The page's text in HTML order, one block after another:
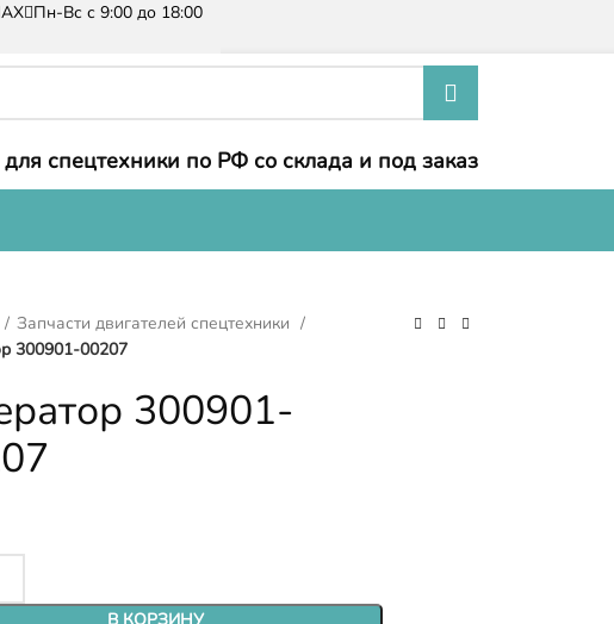
Пн-Вс с 9:00 до 18:00
спецтехники по РФ со склада и под заказ
Запчасти двигателей спецтехники
300901-00207
300901-